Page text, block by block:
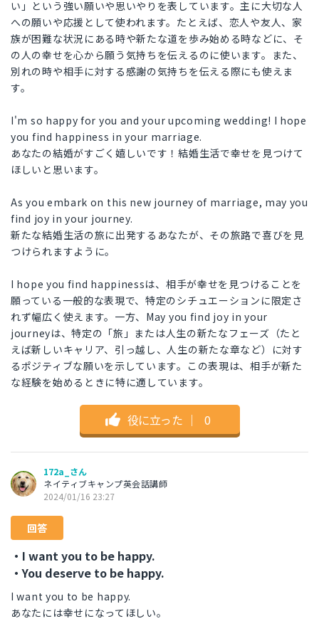
い」という強い願いや思いやりを表しています。主に大切な人
への願いや応援として使われます。たとえば、恋人や友人、家
族が困難な状況にある時や新たな道を歩み始める時などに、そ
の人の幸せを心から願う気持ちを伝えるのに使います。また、
別れの時や相手に対する感謝の気持ちを伝える際にも使えま
す。
I'm so happy for you and your upcoming wedding! I hope
you find happiness in your marriage.
あなたの結婚がすごく嬉しいです！結婚生活で幸せを見つけて
ほしいと思います。
As you embark on this new journey of marriage, may you
find joy in your journey.
新たな結婚生活の旅に出発するあなたが、その旅路で喜びを見
つけられますように。
I hope you find happinessは、相手が幸せを見つけることを
願っている一般的な表現で、特定のシチュエーションに限定さ
れず幅広く使えます。一方、May you find joy in your
journeyは、特定の「旅」または人生の新たなフェーズ（たと
えば新しいキャリア、引っ越し、人生の新たな章など）に対す
るポジティブな願いを示しています。この表現は、相手が新た
な経験を始めるときに特に適しています。
役に立った ｜ 0
172a_さん
ネイティブキャンプ英会話講師
2024/01/16 23:27
回答
・I want you to be happy.
・You deserve to be happy.
I want you to be happy.
あなたには幸せになってほしい。